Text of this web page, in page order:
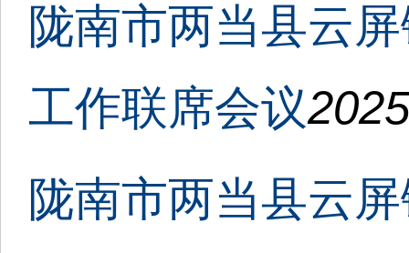
陇南市两当县云
工作联席会议
陇南市两当县云